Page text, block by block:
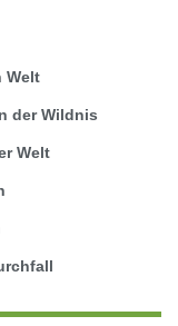
Welt
der Wildnis
Welt